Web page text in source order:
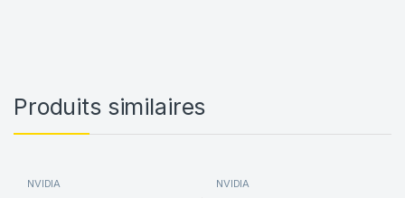
Produits similaires
NVIDIA NVIDIA